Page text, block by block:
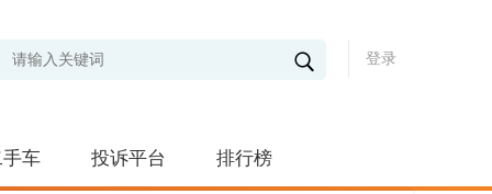
登录
车 投诉平台 排行榜